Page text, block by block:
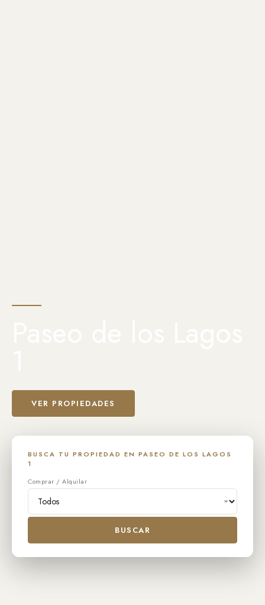
VER PROPIEDADES
BUSCA TU PROPIEDAD EN PASEO DE LOS LAGOS
1
Comprar / Alquilar
BUSCAR